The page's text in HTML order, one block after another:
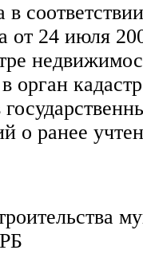
от 24 июля
орган
о ранее